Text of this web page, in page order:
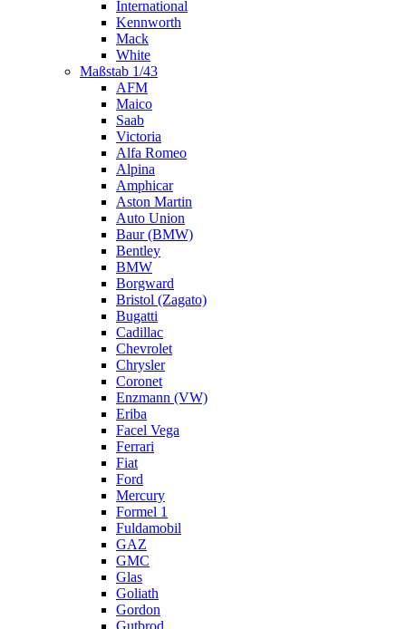
International
Kennworth
Mack
White
Maßstab 1/43
AFM
Maico
Saab
Victoria
Alfa Romeo
Alpina
Amphicar
Aston Martin
Auto Union
Baur (BMW)
Bentley
BMW
Borgward
Bristol (Zagato)
Bugatti
Cadillac
Chevrolet
Chrysler
Coronet
Enzmann (VW)
Eriba
Facel Vega
Ferrari
Fiat
Ford
Mercury
Formel 1
Fuldamobil
GAZ
GMC
Glas
Goliath
Gordon
Gutbrod